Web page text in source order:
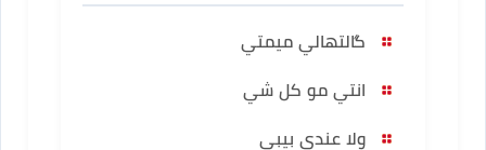
گالتهالي ميمتي
انتي مو كل شي
ولا عندي بيبي